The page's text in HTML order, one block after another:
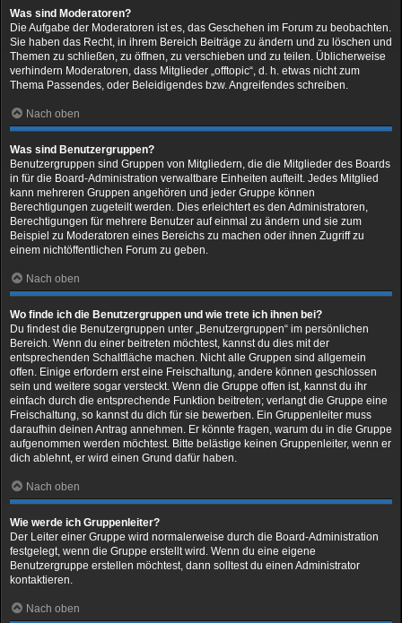
Was sind Moderatoren?
Die Aufgabe der Moderatoren ist es, das Geschehen im Forum zu beobachten.
Sie haben das Recht, in ihrem Bereich Beiträge zu ändern und zu löschen und
Themen zu schließen, zu öffnen, zu verschieben und zu teilen. Üblicherweise
verhindern Moderatoren, dass Mitglieder „offtopic“, d. h. etwas nicht zum
Thema Passendes, oder Beleidigendes bzw. Angreifendes schreiben.
Nach oben
Was sind Benutzergruppen?
Benutzergruppen sind Gruppen von Mitgliedern, die die Mitglieder des Boards
in für die Board-Administration verwaltbare Einheiten aufteilt. Jedes Mitglied
kann mehreren Gruppen angehören und jeder Gruppe können
Berechtigungen zugeteilt werden. Dies erleichtert es den Administratoren,
Berechtigungen für mehrere Benutzer auf einmal zu ändern und sie zum
Beispiel zu Moderatoren eines Bereichs zu machen oder ihnen Zugriff zu
einem nichtöffentlichen Forum zu geben.
Nach oben
Wo finde ich die Benutzergruppen und wie trete ich ihnen bei?
Du findest die Benutzergruppen unter „Benutzergruppen“ im persönlichen
Bereich. Wenn du einer beitreten möchtest, kannst du dies mit der
entsprechenden Schaltfläche machen. Nicht alle Gruppen sind allgemein
offen. Einige erfordern erst eine Freischaltung, andere können geschlossen
sein und weitere sogar versteckt. Wenn die Gruppe offen ist, kannst du ihr
einfach durch die entsprechende Funktion beitreten; verlangt die Gruppe eine
Freischaltung, so kannst du dich für sie bewerben. Ein Gruppenleiter muss
daraufhin deinen Antrag annehmen. Er könnte fragen, warum du in die Gruppe
aufgenommen werden möchtest. Bitte belästige keinen Gruppenleiter, wenn er
dich ablehnt, er wird einen Grund dafür haben.
Nach oben
Wie werde ich Gruppenleiter?
Der Leiter einer Gruppe wird normalerweise durch die Board-Administration
festgelegt, wenn die Gruppe erstellt wird. Wenn du eine eigene
Benutzergruppe erstellen möchtest, dann solltest du einen Administrator
kontaktieren.
Nach oben